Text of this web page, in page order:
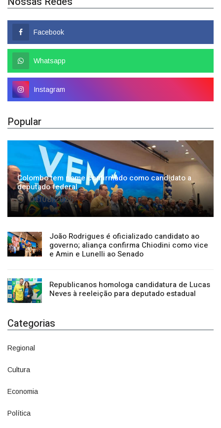
Facebook
Whatsapp
Instagram
Popular
Colombo tem nome confirmado como candidato a
deputado federal
01/08/2026
João Rodrigues é oficializado candidato ao
governo; aliança confirma Chiodini como vice
e Amin e Lunelli ao Senado
Republicanos homologa candidatura de Lucas
Neves à reeleição para deputado estadual
Categorias
Regional
Cultura
Economia
Política